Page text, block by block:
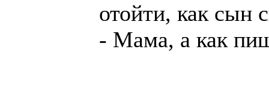
отойти, как сын
- Мама, а как